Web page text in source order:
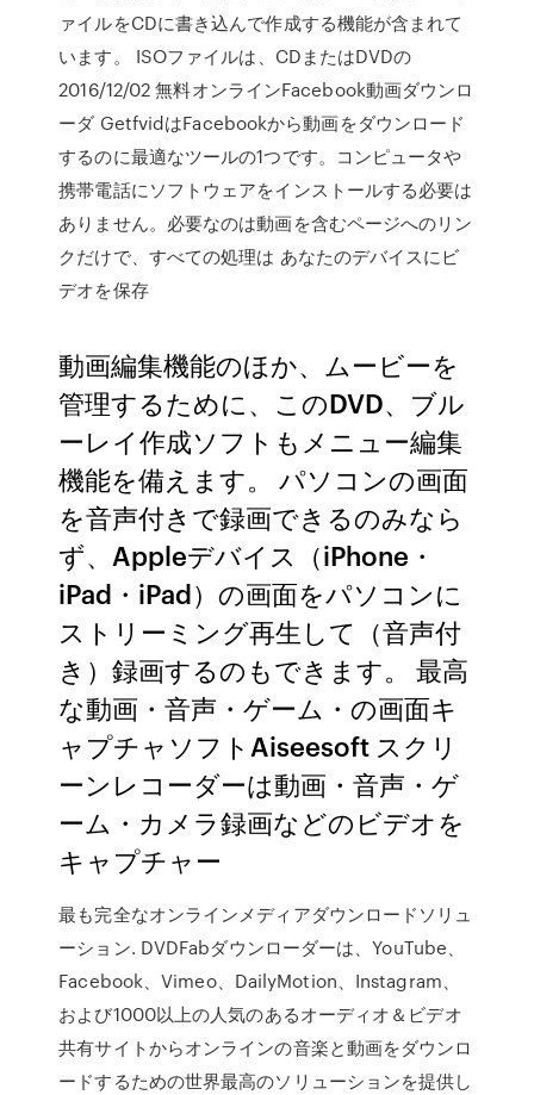
ァイルをCDに書き込んで作成する機能が含まれて
います。 ISOファイルは、CDまたはDVDの
2016/12/02 無料オンラインFacebook動画ダウンロ
ーダ GetfvidはFacebookから動画をダウンロード
するのに最適なツールの1つです。コンピュータや
携帯電話にソフトウェアをインストールする必要は
ありません。必要なのは動画を含むページへのリン
クだけで、すべての処理は あなたのデバイスにビ
デオを保存
動画編集機能のほか、ムービーを
管理するために、このDVD、ブル
ーレイ作成ソフトもメニュー編集
機能を備えます。 パソコンの画面
を音声付きで録画できるのみなら
ず、Appleデバイス（iPhone・
iPad・iPad）の画面をパソコンに
ストリーミング再生して（音声付
き）録画するのもできます。 最高
な動画・音声・ゲーム・の画面キ
ャプチャソフトAiseesoft スクリ
ーンレコーダーは動画・音声・ゲ
ーム・カメラ録画などのビデオを
キャプチャー
最も完全なオンラインメディアダウンロードソリュ
ーション. DVDFabダウンローダーは、YouTube、
Facebook、Vimeo、DailyMotion、Instagram、
および1000以上の人気のあるオーディオ＆ビデオ
共有サイトからオンラインの音楽と動画をダウンロ
ードするための世界最高のソリューションを提供し